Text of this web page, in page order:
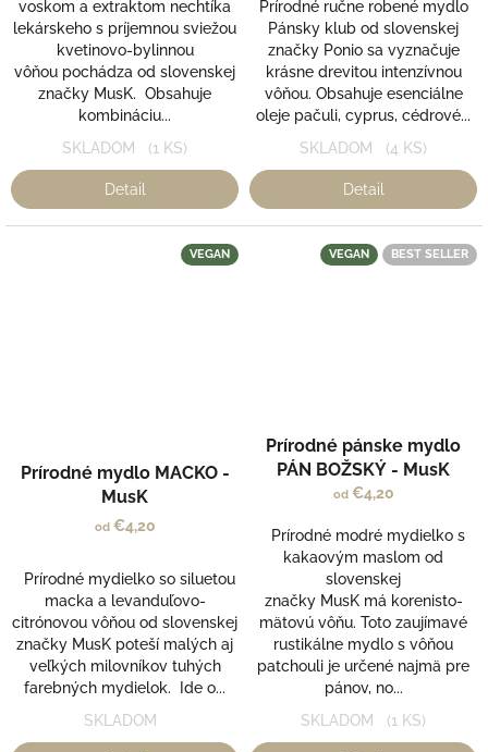
voskom a extraktom nechtíka
lekárskeho s príjemnou sviežou
kvetinovo-bylinnou
vôňou pochádza od slovenskej
značky MusK. Obsahuje
kombináciu...
SKLADOM (1 KS)
Detail
Prírodné ručne robené mydlo
Pánsky klub od slovenskej
značky Ponio sa vyznačuje
krásne drevitou intenzívnou
vôňou. Obsahuje esenciálne
oleje pačuli, cyprus, cédrové...
SKLADOM (4 KS)
Detail
VEGAN
Prírodné mydlo MACKO -
MusK
od€4,20
Prírodné mydielko so siluetou
macka a levanduľovo-
citrónovou vôňou od slovenskej
značky MusK poteší malých aj
veľkých milovníkov tuhých
farebných mydielok. Ide o...
SKLADOM
VEGAN BEST SELLER
Prírodné pánske mydlo
PÁN BOŽSKÝ - MusK
od€4,20
Prírodné modré mydielko s
kakaovým maslom od
slovenskej
značky MusK má korenisto-
mätovú vôňu. Toto zaujímavé
rustikálne mydlo s vôňou
patchouli je určené najmä pre
pánov, no...
SKLADOM (1 KS)